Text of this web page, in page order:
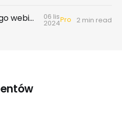
Nagranie otwartego webinaru FLTR, 2024.XI.05 - bieżący stan rynku nieruchomości 06 lis
2024Pro 2 min read